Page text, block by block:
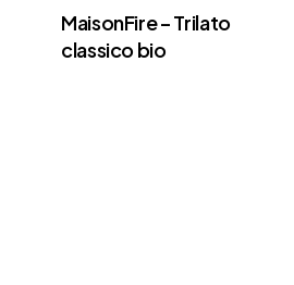
MaisonFire – Trilato
classico bio